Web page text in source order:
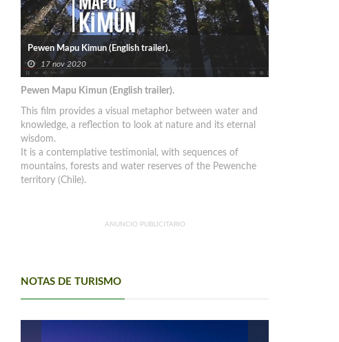
Pewen Mapu Kimun (English trailer).
17 nov 2020
Pewen Mapu Kimun (English trailer).
This film provides a visual metaphor between water and
knowledge, a reflection to look at nature and its eternal
wisdom.
It is a contemplative testimonial, with sequences of
mountains, forests and water reserves of the Pewenche
territory (Chile).
ANUNCIO PUBLICITARIO
NOTAS DE TURISMO